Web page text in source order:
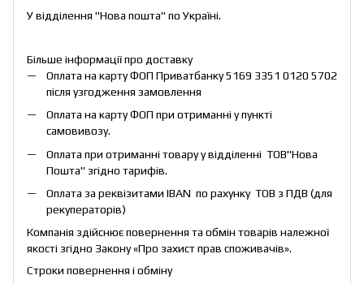
У відділення "Нова пошта" по Україні.
Більше інформації про доставку
Оплата на карту ФОП Приватбанку 5169 3351 0120 5702
після узгодження замовлення
Оплата на карту ФОП при отриманні у пункті
самовивозу.
Оплата при отриманні товару у відділенні ТОВ"Нова
Пошта" згідно тарифів.
Оплата за реквізитами IBAN по рахунку ТОВ з ПДВ (для
рекуператорів)
Компанія здійснює повернення та обмін товарів належної
якості згідно Закону «Про захист прав споживачів».
Строки повернення і обміну